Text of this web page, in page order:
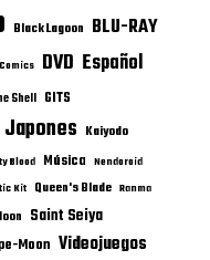
Black Lagoon BLU-RAY
DVD Español
Shell GITS
Japones Kaiyodo
Blood Música Nendoroid
Kit Queen's Blade Ranma
Saint Seiya
Moon Videojuegos